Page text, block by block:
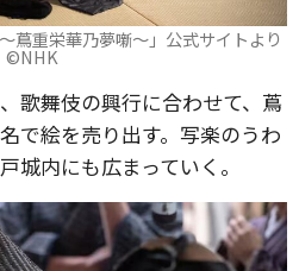
蔦重栄華乃夢噺～」公式サイトより
©️NHK
歌舞伎の興行に合わせて、蔦
で絵を売り出す。写楽のうわ
城内にも広まっていく。